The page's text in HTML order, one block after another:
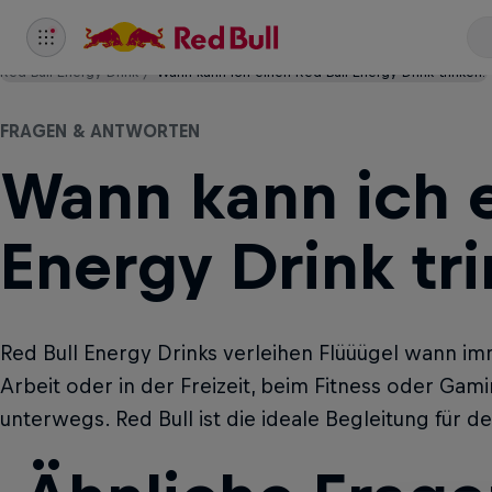
Red Bull Energy Drink Wann kann ich einen Red Bull Energy Drink trinken?
FRAGEN & ANTWORTEN
Wann kann ich
Energy Drink
Red Bull Energy Drinks verleihen Flüüügel wann
Arbeit oder in der Freizeit, beim Fitness oder
unterwegs. Red Bull ist die ideale Begleitung für